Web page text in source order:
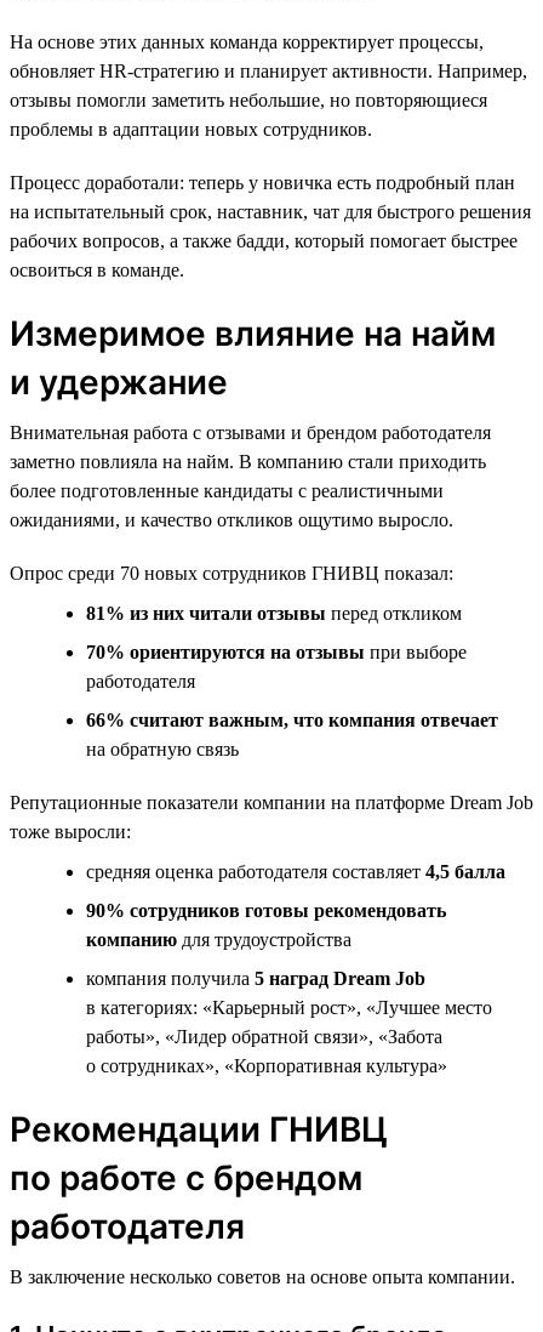
На основе этих данных команда корректирует процессы,
обновляет HR-стратегию и планирует активности. Например,
отзывы помогли заметить небольшие, но повторяющиеся
проблемы в адаптации новых сотрудников.
Процесс доработали: теперь у новичка есть подробный план
на испытательный срок, наставник, чат для быстрого решения
рабочих вопросов, а также бадди, который помогает быстрее
освоиться в команде.
Измеримое влияние на найм
и удержание
Внимательная работа с отзывами и брендом работодателя
заметно повлияла на найм. В компанию стали приходить
более подготовленные кандидаты с реалистичными
ожиданиями, и качество откликов ощутимо выросло.
Опрос среди 70 новых сотрудников ГНИВЦ показал:
81% из них читали отзывы перед откликом
70% ориентируются на отзывы при выборе
работодателя
66% считают важным, что компания отвечает
на обратную связь
Репутационные показатели компании на платформе Dream Job
тоже выросли:
средняя оценка работодателя составляет 4,5 балла
90% сотрудников готовы рекомендовать
компанию для трудоустройства
компания получила 5 наград Dream Job
в категориях: «Карьерный рост», «Лучшее место
работы», «Лидер обратной связи», «Забота
о сотрудниках», «Корпоративная культура»
Рекомендации ГНИВЦ
по работе с брендом
работодателя
В заключение несколько советов на основе опыта компании.